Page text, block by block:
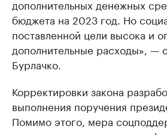
дополнительных денежных
бюджета на 2023 год. Но
поставленной цели высока и
дополнительные расходы», —
Бурлачко.
Корректировки закона
выполнения поручения
Помимо этого, мера